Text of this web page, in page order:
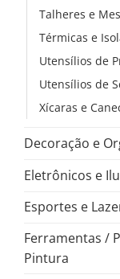
Talheres e
Térmicas e
Utensílios de
Utensílios de
Xícaras e
Decoração e
Eletrônicos e
Esportes e
Ferramentas /
Pintura